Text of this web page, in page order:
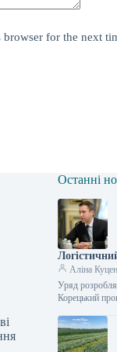
for the next
Останні
Аліна
Уряд
Корецький